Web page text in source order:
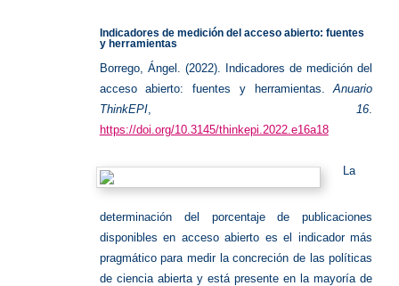
Indicadores de medición del acceso abierto: fuentes
y herramientas
Borrego, Ángel. (2022). Indicadores de medición del
acceso abierto: fuentes y herramientas.Anuario
ThinkEPI,16.
https://doi.org/10.3145/thinkepi.2022.e16a18
La
determinación del porcentaje de publicaciones
disponibles en acceso abierto es el indicador más
pragmático para medir la concreción de las políticas
de ciencia abierta y está presente en la mayoría de